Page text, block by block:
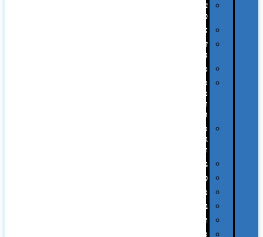
עטי
פלסטיק
אוזניות
זכרונות
ניידים
מפצלים
סביבת
מחשב
וציוד
היקפי
סוללות
גיבוי
ומטענים
ביגוד
כובעים
מגבות
בקבוקים
תרמי
ספלים